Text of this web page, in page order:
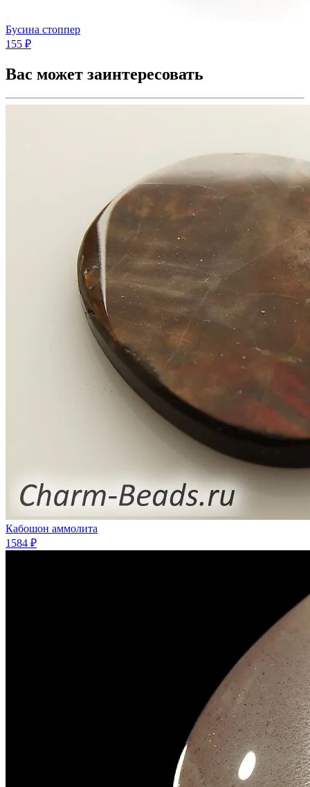
Бусина стоппер
155 ₽
Вас может заинтересовать
Кабошон аммолита
1584 ₽